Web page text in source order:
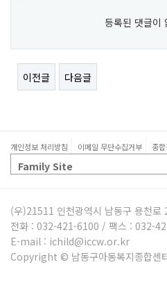
등록된 댓글이
이전글 다음글
개인정보 처리방침 이메일 무단수집거부 종
Family Site
(우)21511 인천광역시 남동구 용천로
전화 : 032-421-6100 / 팩스 : 032-
E-mail : ichild@iccw.or.kr
Copyright © 남동구아동복지종합